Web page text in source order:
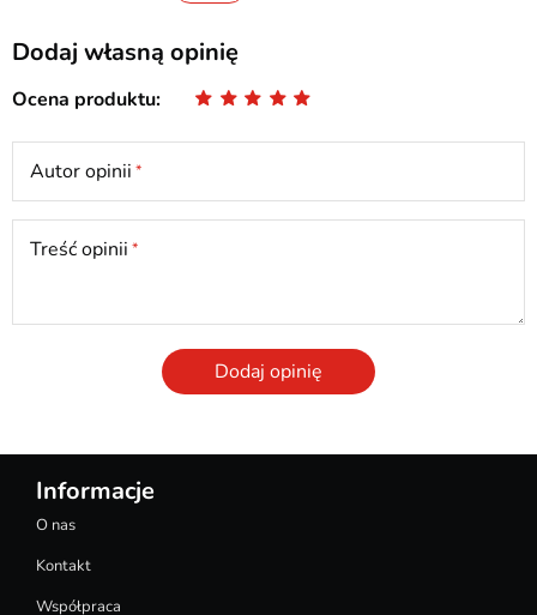
Dodaj własną opinię
Ocena produktu
Autor opinii
Treść opinii
Dodaj opinię
Informacje
O nas
Kontakt
Współpraca